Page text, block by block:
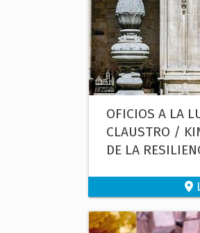
OFICIOS A LA
CLAUSTRO /
DE LA